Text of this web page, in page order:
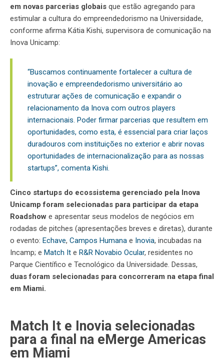
em novas parcerias globais que estão agregando para
estimular a cultura do empreendedorismo na Universidade,
conforme afirma Kátia Kishi, supervisora de comunicação na
Inova Unicamp:
“Buscamos continuamente fortalecer a cultura de
inovação e empreendedorismo universitário ao
estruturar ações de comunicação e expandir o
relacionamento da Inova com outros players
internacionais. Poder firmar parcerias que resultem em
oportunidades, como esta, é essencial para criar laços
duradouros com instituições no exterior e abrir novas
oportunidades de internacionalização para as nossas
startups”, comenta Kishi.
Cinco startups do ecossistema gerenciado pela Inova
Unicamp foram selecionadas para participar da etapa
Roadshow e apresentar seus modelos de negócios em
rodadas de pitches (apresentações breves e diretas), durante
o evento: Echave, Campos Humana e Inovia, incubadas na
Incamp; e Match It e R&R Novabio Ocular, residentes no
Parque Científico e Tecnológico da Universidade. Dessas,
duas foram selecionadas para concorreram na etapa final
em Miami.
Match It e Inovia selecionadas
para a final na eMerge Americas
em Miami